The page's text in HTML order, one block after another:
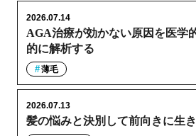
AGA治療が効かない原因を医学
的に解析する
2026.07.14
薄毛
髪の悩みと決別して前向きに生
2026.07.13